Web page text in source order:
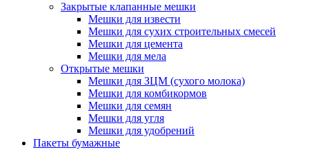
Закрытые клапанные мешки
Мешки для извести
Мешки для сухих строительных смесей
Мешки для цемента
Мешки для мела
Открытые мешки
Мешки для ЗЦМ (сухого молока)
Мешки для комбикормов
Мешки для семян
Мешки для угля
Мешки для удобрений
Пакеты бумажные